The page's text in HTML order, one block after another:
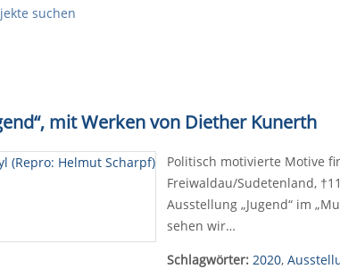
suchen
mit Werken von Diether Kunerth
Politisch motivierte Motive
Freiwaldau/Sudetenland,
Ausstellung „Jugend“ im
sehen wir…
Schlagwörter: 2020,